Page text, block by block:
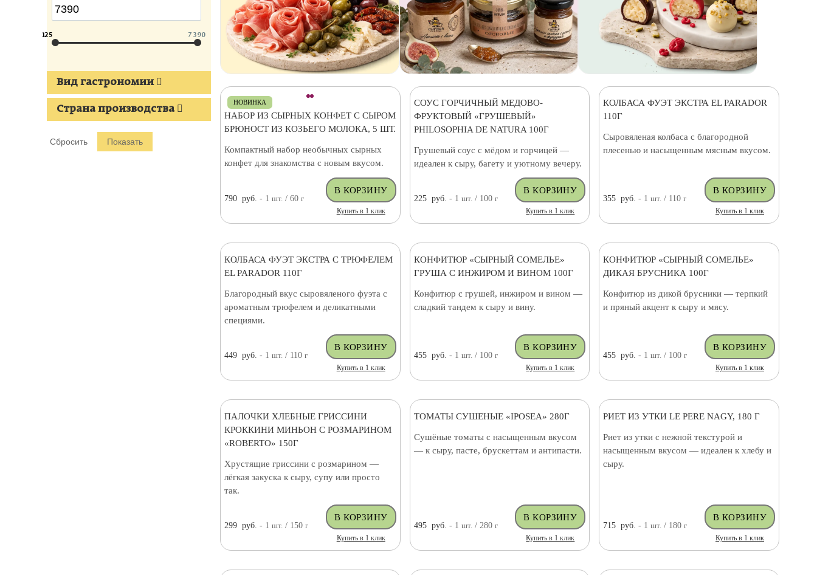
125 7 390
Вид гастрономии
Страна производства
НОВИНКА
НАБОР ИЗ СЫРНЫХ КОНФЕТ С СЫРОМ
БРЮНОСТ ИЗ КОЗЬЕГО МОЛОКА, 5 ШТ.
Компактный набор необычных сырных
конфет для знакомства с новым вкусом.
790 руб. - 1 шт. / 60 г
Купить в 1 клик
СОУС ГОРЧИЧНЫЙ МЕДОВО-
ФРУКТОВЫЙ «ГРУШЕВЫЙ»
PHILOSOPHIA DE NATURA 100Г
Грушевый соус с мёдом и горчицей —
идеален к сыру, багету и уютному вечеру.
225 руб. - 1 шт. / 100 г
Купить в 1 клик
КОЛБАСА ФУЭТ ЭКСТРА EL PARADOR
110Г
Сыровяленая колбаса с благородной
плесенью и насыщенным мясным вкусом.
355 руб. - 1шт. / 110г
Купить в 1 клик
КОЛБАСА ФУЭТ ЭКСТРА С ТРЮФЕЛЕМ
EL PARADOR 110Г
Благородный вкус сыровяленого фуэта с
ароматным трюфелем и деликатными
специями.
449 руб. - 1 шт. / 110 г
Купить в 1 клик
КОНФИТЮР «СЫРНЫЙ СОМЕЛЬЕ»
ГРУША С ИНЖИРОМ И ВИНОМ 100Г
Конфитюр с грушей, инжиром и вином —
сладкий тандем к сыру и вину.
455 руб. - 1 шт. / 100 г
Купить в 1 клик
КОНФИТЮР «СЫРНЫЙ СОМЕЛЬЕ»
ДИКАЯ БРУСНИКА 100Г
Конфитюр из дикой брусники — терпкий
и пряный акцент к сыру и мясу.
455 руб. - 1шт. / 100г
Купить в 1 клик
ПАЛОЧКИ ХЛЕБНЫЕ ГРИССИНИ
КРОККИНИ МИНЬОН С РОЗМАРИНОМ
«ROBERTO» 150Г
Хрустящие гриссини с розмарином —
лёгкая закуска к сыру, супу или просто
так.
299 руб. - 1 шт. / 150 г
Купить в 1 клик
ТОМАТЫ СУШЕНЫЕ «IPOSEA» 280Г
Сушёные томаты с насыщенным вкусом
— к сыру, пасте, брускеттам и антипасти.
495 руб. - 1 шт. / 280 г
Купить в 1 клик
РИЕТ ИЗ УТКИ LE PERE NAGY, 180 Г
Риет из утки с нежной текстурой и
насыщенным вкусом — идеален к хлебу и
сыру.
715 руб. - 1шт. / 180г
Купить в 1 клик